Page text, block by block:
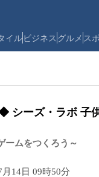
イルビジネス グルメ ス
シーズ・ラボ 子
ームをつくろう～
月14日 09時50分